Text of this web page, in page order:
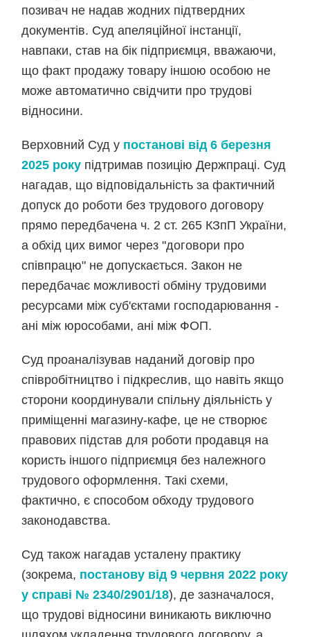
позивач не надав жодних підтвердних
документів. Суд апеляційної інстанції,
навпаки, став на бік підприємця, вважаючи,
що факт продажу товару іншою особою не
може автоматично свідчити про трудові
відносини.
Верховний Суд у постанові від 6 березня
2025 року підтримав позицію Держпраці. Суд
нагадав, що відповідальність за фактичний
допуск до роботи без трудового договору
прямо передбачена ч. 2 ст. 265 КЗпП України,
а обхід цих вимог через "договори про
співпрацю" не допускається. Закон не
передбачає можливості обміну трудовими
ресурсами між суб'єктами господарювання -
ані між юрособами, ані між ФОП.
Суд проаналізував наданий договір про
співробітництво і підкреслив, що навіть якщо
сторони координували спільну діяльність у
приміщенні магазину-кафе, це не створює
правових підстав для роботи продавця на
користь іншого підприємця без належного
трудового оформлення. Такі схеми,
фактично, є способом обходу трудового
законодавства.
Суд також нагадав усталену практику
(зокрема, постанову від 9 червня 2022 року
у справі № 2340/2901/18), де зазначалося,
що трудові відносини виникають виключно